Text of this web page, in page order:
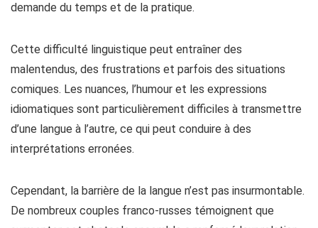
demande du temps et de la pratique.
Cette difficulté linguistique peut entraîner des
malentendus, des frustrations et parfois des situations
comiques. Les nuances, l’humour et les expressions
idiomatiques sont particulièrement difficiles à transmettre
d’une langue à l’autre, ce qui peut conduire à des
interprétations erronées.
Cependant, la barrière de la langue n’est pas insurmontable.
De nombreux couples franco-russes témoignent que